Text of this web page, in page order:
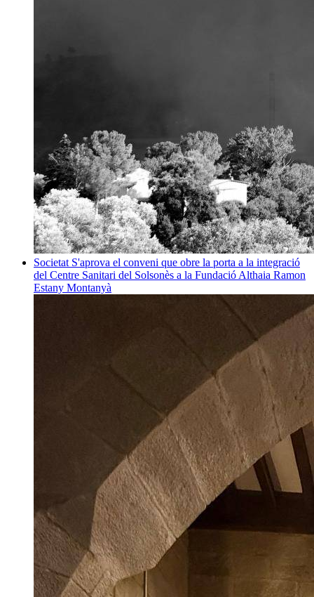
Societat S'aprova el conveni que obre la porta a la integració
del Centre Sanitari del Solsonès a la Fundació Althaia Ramon
Estany Montanyà